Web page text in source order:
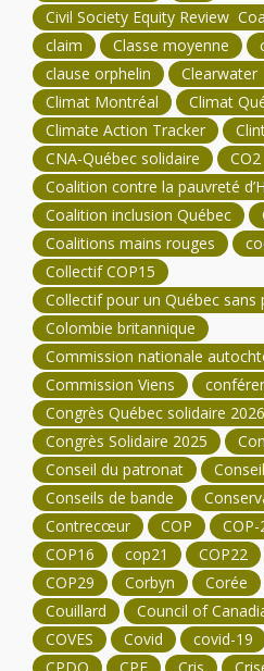
Civil Society Equity Review
claim
Classe moyenne
clause orphelin
Clearwater
Climat Montréal
Climat
Climate Action Tracker
CNA-Québec solidaire
CO2
Coalition contre la pauvreté
Coalition inclusion Québec
Coalitions mains rouges
Collectif COP15
Collectif pour un Québec sans
Colombie britannique
Commission nationale
Commission Viens
Congrès Québec solidaire 2026
Congrès Solidaire 2025
Conseil du patronat
Conseils de bande
Contrecœur
COP COP-
COP16
cop21 COP22
COP29
Corbyn Corée
Couillard
Council of
COVES
Covid covid-19
CPDQ
CPE Cris